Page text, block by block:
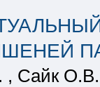
, Сайк